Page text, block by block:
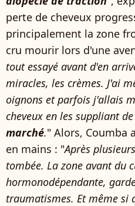
perte de cheveux
principalement la zone
cru mourir lors d'une
tout essayé avant d'en
miracles, les crèmes. J'ai
oignons et parfois j'allais
cheveux en les suppliant
marché." Alors, Coumba
en mains : "Après
tombée. La zone avant du
hormonodépendante,
traumatismes. Et même si